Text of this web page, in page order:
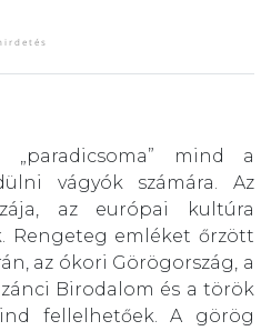
„paradicsoma” mind a
vágyók számára. Az
az európai kultúra
Rengeteg emléket őrzött
az ókori Görögország, a
Birodalom és a török
fellelhetőek. A görög